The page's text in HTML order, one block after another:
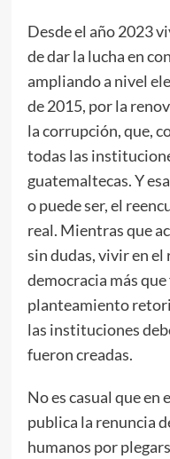
Desde el año 2023
de dar la lucha en
ampliando a nivel
de 2015, por la
la corrupción, que,
todas las
guatemaltecas. Y
o puede ser, el
real. Mientras que
sin dudas, vivir en el
democracia más
planteamiento
las instituciones
fueron creadas.
No es casual que en
publica la renuncia
humanos por